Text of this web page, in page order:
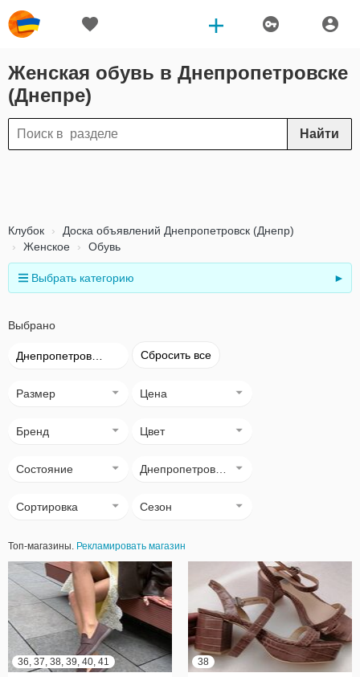
Женская обувь в Днепропетровске
(Днепре)
Найти
Клубок
Доска объявлений Днепропетровск (Днепр)
Женское
Обувь
Выбрать категорию ►
Выбрано
Сбросить все
Размер Цена
Бренд Цвет
Состояние
Сортировка Сезон
Топ-магазины. Рекламировать магазин
36, 37, 38, 39, 40, 41 38